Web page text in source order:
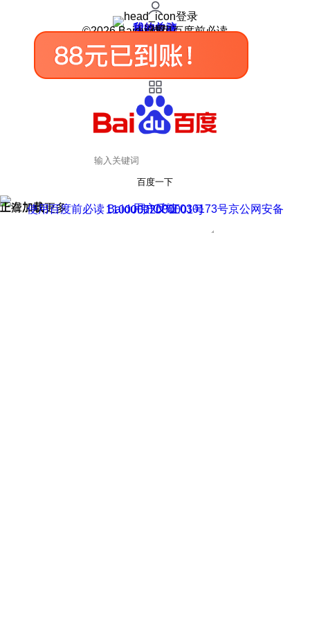
登录
我的关注
我的收藏
皮肤中心
用户反馈
设置
©2026 Baidu 使用百度前必读
百度一下
正在加载
上滑加载更多 用户反馈
使用百度前必读 Baidu 京ICP证030173号
京公网安备11000002000001号